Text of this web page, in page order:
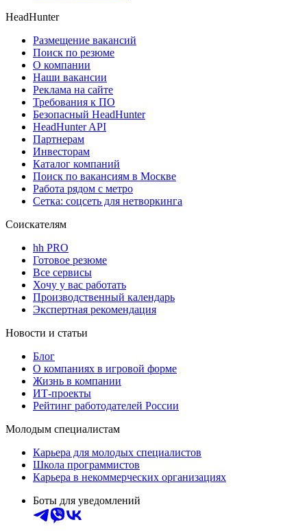
HeadHunter
Размещение вакансий
Поиск по резюме
О компании
Наши вакансии
Реклама на сайте
Требования к ПО
Безопасный HeadHunter
HeadHunter API
Партнерам
Инвесторам
Каталог компаний
Поиск по вакансиям в Москве
Работа рядом с метро
Сетка: соцсеть для нетворкинга
Соискателям
hh PRO
Готовое резюме
Все сервисы
Хочу у вас работать
Производственный календарь
Экспертная рекомендация
Новости и статьи
Блог
О компаниях в игровой форме
Жизнь в компании
ИТ-проекты
Рейтинг работодателей России
Молодым специалистам
Карьера для молодых специалистов
Школа программистов
Карьера в некоммерческих организациях
Боты для уведомлений